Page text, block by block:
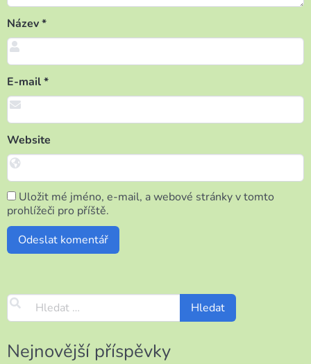
Název*
E-mail*
Website
Uložit mé jméno, e-mail, a webové stránky v tomto
prohlížeči pro příště.
Nejnovější příspěvky